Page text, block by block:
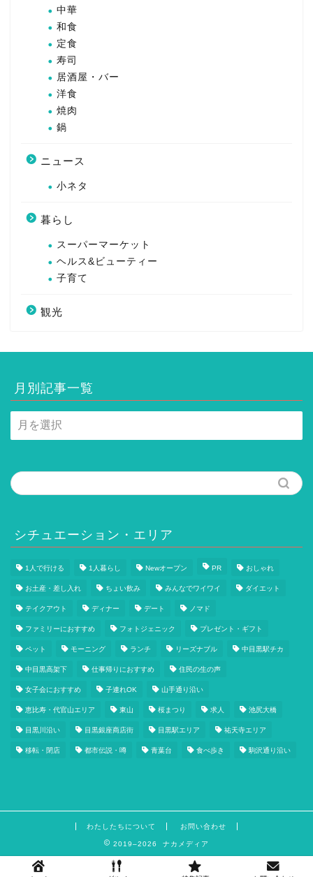
中華
和食
定食
寿司
居酒屋・バー
洋食
焼肉
鍋
ニュース
小ネタ
暮らし
スーパーマーケット
ヘルス&ビューティー
子育て
観光
月別記事一覧
月
別
一
覧
シチュエーション・エリア
1人で行ける 1人暮らし Newオープン PR おしゃれ
お土産・差し入れ ちょい飲み みんなでワイワイ ダイエット
テイクアウト ディナー デート ノマド
ファミリーにおすすめ フォトジェニック プレゼント・ギフト
ペット モーニング ランチ リーズナブル 中目黒駅チカ
中目黒高架下 仕事帰りにおすすめ 住民の生の声
女子会におすすめ 子連れOK 山手通り沿い
恵比寿・代官山エリア 東山 桜まつり 求人 池尻大橋
目黒川沿い 目黒銀座商店街 目黒駅エリア 祐天寺エリア
移転・閉店 都市伝説・噂 青葉台 食べ歩き 駒沢通り沿い
わたしたちについて お問い合わせ
2019–2026 ナカメディア